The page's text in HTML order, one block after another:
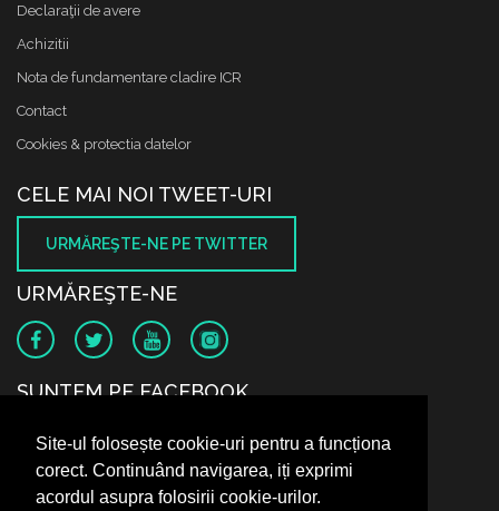
Site-ul folosește cookie-uri pentru a funcționa
corect. Continuând navigarea, iți exprimi
acordul asupra folosirii cookie-urilor.
Declaraţii de avere
Achizitii
Nota de fundamentare cladire ICR
Contact
Cookies & protectia datelor
CELE MAI NOI TWEET-URI
URMĂREŞTE-NE PE TWITTER
URMĂREŞTE-NE
SUNTEM PE FACEBOOK